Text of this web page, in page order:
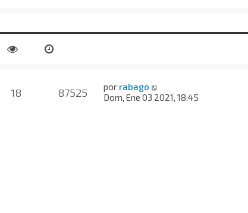
18 87525 por rabago
Dom, Ene 03 2021, 18:45